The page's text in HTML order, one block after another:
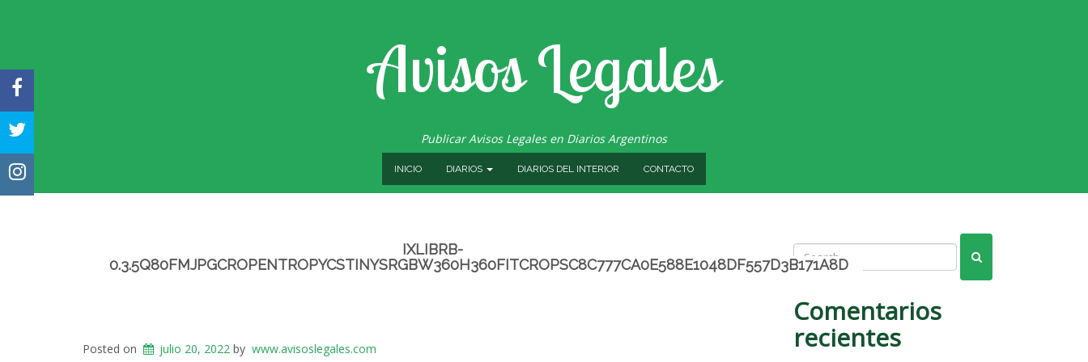
Avisos Legales
Publicar Avisos Legales en Diarios Argentinos
INICIO DIARIOS DIARIOS DEL INTERIOR CONTACTO
INSTAGRAM
IXLIBRB-
0.3.5Q80FMJPGCROPENTROPYCSTINYSRGBW360H360FITCROPSC8C777CA0E588E1048DF557D3B171A8D
Posted on julio 20, 2022 by www.avisoslegales.com
Comentarios
recientes